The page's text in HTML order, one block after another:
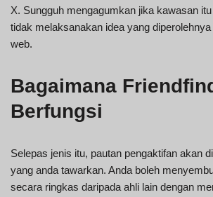
X. Sungguh mengagumkan jika kawasan
tidak melaksanakan idea yang
web.
Bagaimana
Berfungsi
Selepas jenis itu, pautan pengaktifan akan
yang anda tawarkan. Anda boleh
secara ringkas daripada ahli lain dengan